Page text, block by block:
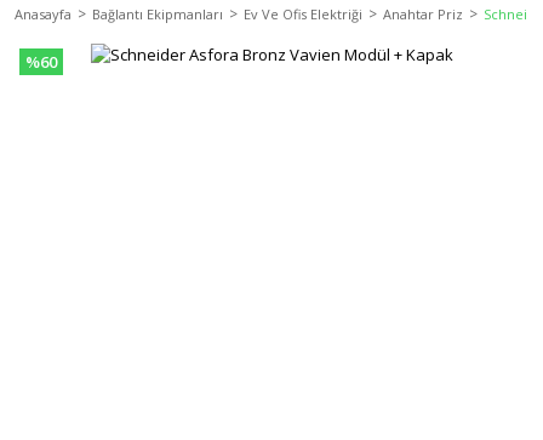
Anasayfa Bağlantı Ekipmanları Ev Ve Ofis Elektriği Anahtar Priz
%60